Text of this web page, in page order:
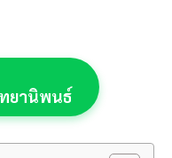
ยานิพนธ์